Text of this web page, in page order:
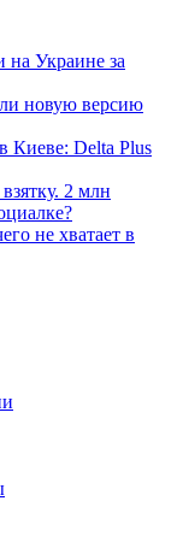
Украине за
новую версию
Киеве: Delta Plus
2 млн
не хватает в